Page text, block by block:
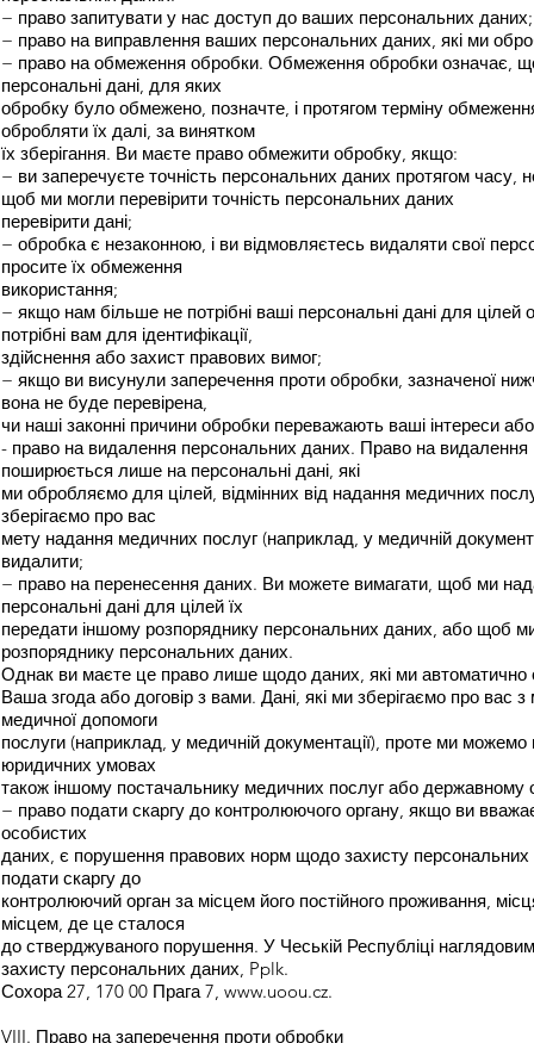
− право запитувати у нас доступ до ваших персональних даних;
− право на виправлення ваших персональних даних, які ми
− право на обмеження обробки. Обмеження обробки означає,
персональні дані, для яких
обробку було обмежено, позначте, і протягом терміну
обробляти їх далі, за винятком
їх зберігання. Ви маєте право обмежити обробку, якщо:
− ви заперечуєте точність персональних даних протягом часу,
щоб ми могли перевірити точність персональних даних
перевірити дані;
− обробка є незаконною, і ви відмовляєтесь видаляти свої
просите їх обмеження
використання;
− якщо нам більше не потрібні ваші персональні дані для цілей
потрібні вам для ідентифікації,
здійснення або захист правових вимог;
− якщо ви висунули заперечення проти обробки, зазначеної
вона не буде перевірена,
чи наші законні причини обробки переважають ваші інтереси
- право на видалення персональних даних. Право на
поширюється лише на персональні дані, які
ми обробляємо для цілей, відмінних від надання медичних
зберігаємо про вас
мету надання медичних послуг (наприклад, у медичній
видалити;
− право на перенесення даних. Ви можете вимагати, щоб ми
персональні дані для цілей їх
передати іншому розпоряднику персональних даних, або щоб
розпоряднику персональних даних.
Однак ви маєте це право лише щодо даних, які ми автоматично
Ваша згода або договір з вами. Дані, які ми зберігаємо про вас
медичної допомоги
послуги (наприклад, у медичній документації), проте ми
юридичних умовах
також іншому постачальнику медичних послуг або державному
− право подати скаргу до контролюючого органу, якщо ви
особистих
даних, є порушення правових норм щодо захисту
подати скаргу до
контролюючий орган за місцем його постійного проживання,
місцем, де це сталося
до стверджуваного порушення. У Чеській Республіці
захисту персональних даних, Pplk.
Сохора 27, 170 00 Прага 7, www.uoou.cz.
VIII. Право на заперечення проти обробки